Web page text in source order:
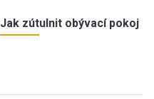
Jak zútulnit obývací pokoj